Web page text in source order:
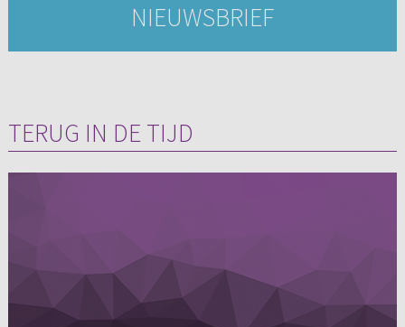
NIEUWSBRIEF
TERUG IN DE TIJD